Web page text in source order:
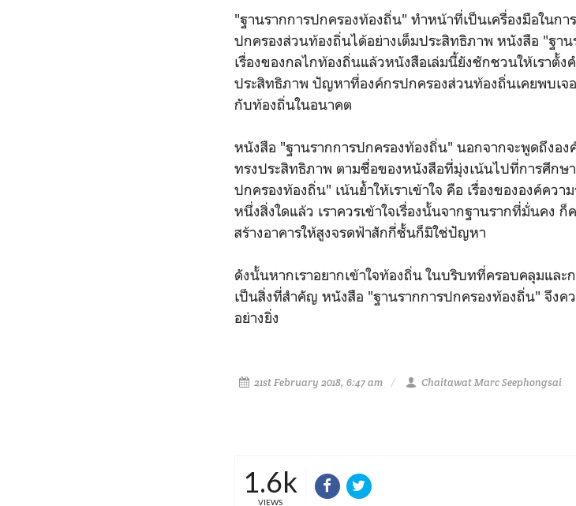
"ฐานรากการปกครองท้องถิ่น" ทำหน้าที่เป็นเครื่องมือในกา
ปกครองส่วนท้องถิ่นได้อย่างเต็มประสิทธิภาพ หนังสือ "ฐา
เรื่องของกลไกท้องถิ่นแล้วหนังสือเล่มนี้ยังชักชวนให้เราตั้
ประสิทธิภาพ ปัญหาที่องค์กรปกครองส่วนท้องถิ่นเคยพบเจ
กับท้องถิ่นในอนาคต
หนังสือ "ฐานรากการปกครองท้องถิ่น" นอกจากจะพูดถึงอง
ทรงประสิทธิภาพ ตามชื่อของหนังสือที่มุ่งเน้นไปที่การศึกษ
ปกครองท้องถิ่น" เน้นย้ำให้เราเข้าใจ คือ เรื่องขององค์ควา
หนึ่งสิ่งใดแล้ว เราควรเข้าใจเรื่องนั้นจากฐานรากที่มั่นคง
สร้างอาคารให้สูงจรดฟ้าสักกี่ชั้นก็มิใช่ปัญหา
ดังนั้นหากเราอยากเข้าใจท้องถิ่น ในบริบทที่ครอบคลุมแล
เป็นสิ่งที่สำคัญ หนังสือ "ฐานรากการปกครองท้องถิ่น" จึงค
อย่างยิ่ง
21st February 2018, 6:47 am Chaitawat Marc Seephongsai
1.6k
VIEWS